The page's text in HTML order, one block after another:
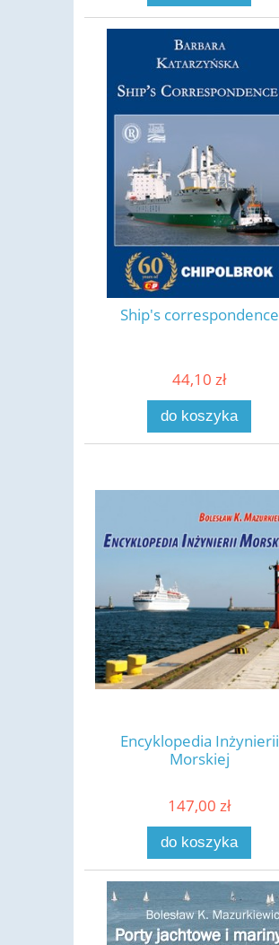
Ship's correspondence
44,10 zł
do koszyka
Encyklopedia Inżynierii
Morskiej
147,00 zł
do koszyka